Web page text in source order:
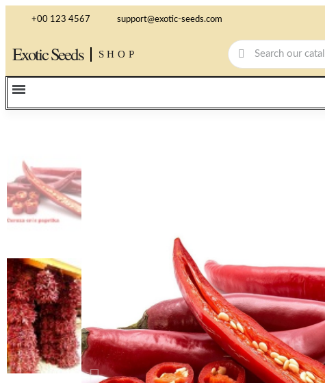
+00 123 4567 support@exotic-seeds.com
Exotic Seeds SHOP